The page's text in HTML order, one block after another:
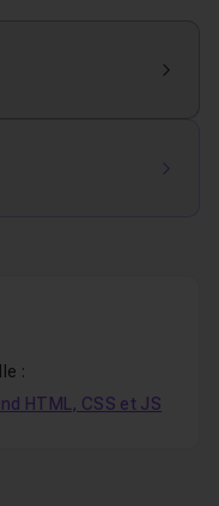
:
HTML, CSS et JS